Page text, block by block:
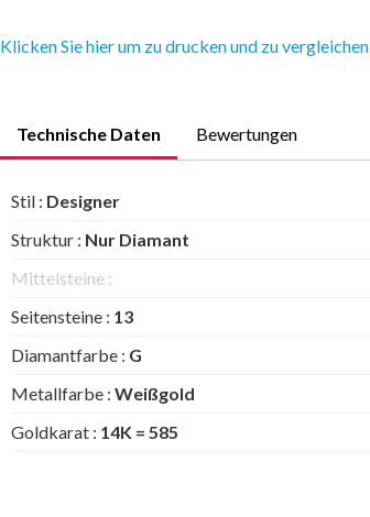
Klicken Sie hier um zu drucken und zu vergleichen
Technische Daten Bewertungen
Stil : Designer
Struktur : Nur Diamant
Mittelsteine :
Seitensteine : 13
Diamantfarbe : G
Metallfarbe : Weißgold
Goldkarat : 14K = 585